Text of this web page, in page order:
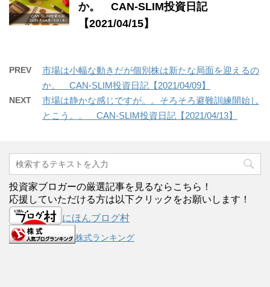
か。 CAN-SLIM投資日記
【2021/04/15】
PREV
市場は小幅な動きだが個別株は新たな局面を迎えるの
か。 CAN-SLIM投資日記【2021/04/09】
NEXT
市場は静かな感じですが。。そろそろ避難訓練開始し
とこう。。 CAN-SLIM投資日記【2021/04/13】
投資家ブロガーの厳選記事を見るならこちら！
応援していただける方は以下クリックをお願いします！
にほんブログ村
株式ランキング